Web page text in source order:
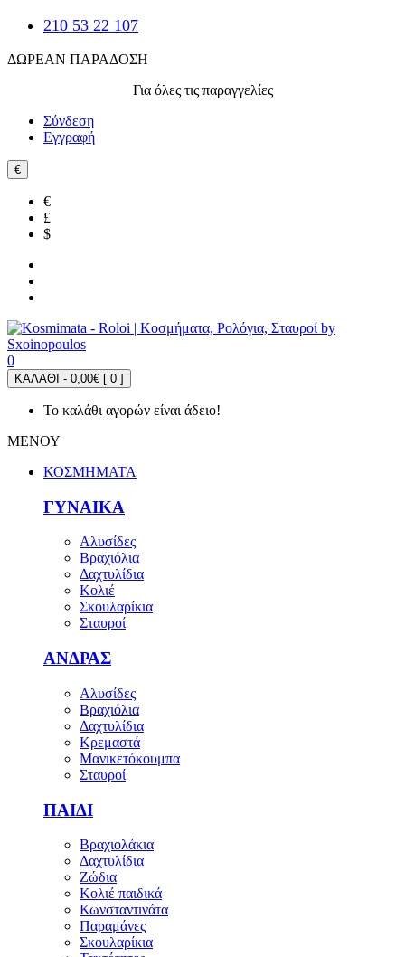
210 53 22 107
ΔΩΡΕΑΝ ΠΑΡΑΔΟΣΗ
Για όλες τις παραγγελίες
Σύνδεση
Εγγραφή
€
€
£
$
0
ΚΑΛΑΘΙ - 0,00€ [ 0 ]
Το καλάθι αγορών είναι άδειο!
ΜΕΝΟΥ
ΚΟΣΜΗΜΑΤΑ
ΓΥΝΑΙΚΑ
Αλυσίδες
Βραχιόλια
Δαχτυλίδια
Κολιέ
Σκουλαρίκια
Σταυροί
ΑΝΔΡΑΣ
Αλυσίδες
Βραχιόλια
Δαχτυλίδια
Κρεμαστά
Μανικετόκουμπα
Σταυροί
ΠΑΙΔΙ
Βραχιολάκια
Δαχτυλίδια
Ζώδια
Κολιέ παιδικά
Κωνσταντινάτα
Παραμάνες
Σκουλαρίκια